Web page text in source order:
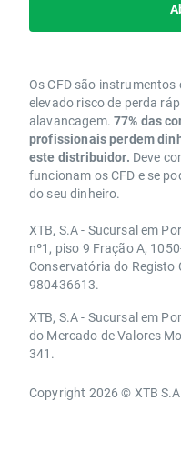
Os CFD são
elevado risco de perda
alavancagem. 77% das
profissionais perdem
este distribuidor. Deve
funcionam os CFD e se
do seu dinheiro.
XTB, S.A - Sucursal em
nº1, piso 9 Fração A,
Conservatória do Registo
980436613.
XTB, S.A - Sucursal em
do Mercado de Valores
341.
Copyright 2026 © XTB